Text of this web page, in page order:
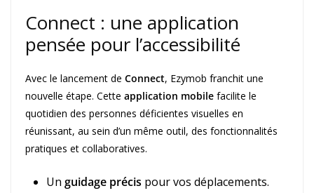
Connect : une application
pensée pour l’accessibilité
Avec le lancement de Connect, Ezymob franchit une
nouvelle étape. Cette application mobile facilite le
quotidien des personnes déficientes visuelles en
réunissant, au sein d’un même outil, des fonctionnalités
pratiques et collaboratives.
Un guidage précis pour vos déplacements.